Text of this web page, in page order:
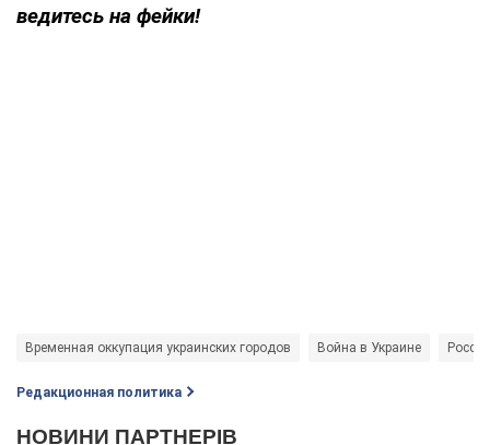
ведитесь на фейки!
Временная оккупация украинских городов Война в Украине
Редакционная политика